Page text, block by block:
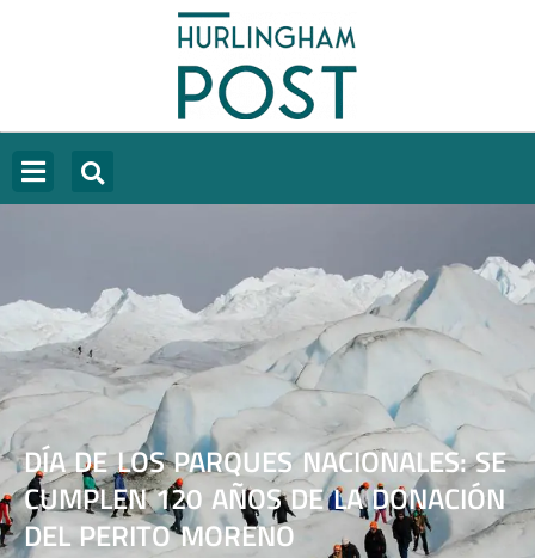
DÍA DE LOS PARQUES NACIONALES: SE
CUMPLEN 120 AÑOS DE LA DONACIÓN
DEL PERITO MORENO